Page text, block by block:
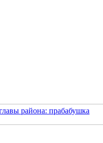
района: прабабушка